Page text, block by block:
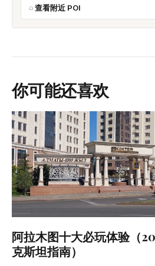
查看附近 POI
你可能还喜欢
阿拉木图十大必玩体验（
克斯坦指南）